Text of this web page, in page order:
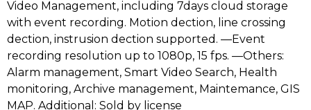
Video Management, including 7days cloud storage
with event recording. Motion dection, line crossing
dection, instrusion dection supported. —Event
recording resolution up to 1080p, 15 fps. —Others:
Alarm management, Smart Video Search, Health
monitoring, Archive management, Maintemance, GIS
MAP. Additional: Sold by license